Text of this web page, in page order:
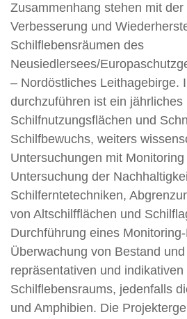
Zusammenhang stehen mit der
Verbesserung und
Schilflebensräumen des
Neusiedlersees/
– Nordöstliches Leithagebirge.
durchzuführen ist ein jährliches
Schilfnutzungsflächen und
Schilfbewuchs, weiters
Untersuchungen mit
Untersuchung der
Schilferntetechniken,
von Altschilfflächen und
Durchführung eines
Überwachung von Bestand
repräsentativen und
Schilflebensraums, jedenfalls
und Amphibien. Die